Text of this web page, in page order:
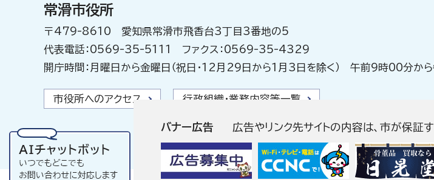
バナー広告 広告やリンク先サイトの内容は、市が保証
常滑市役所
〒479-8610 愛知県常滑市飛香台3丁目3番地の5
代表電話：0569-35-5111 ファクス：0569-35-4329
開庁時間：月曜日から金曜日（祝日・12月29日から1月3日を除く） 午前9時00分か
市役所へのアクセス 行政組織・業務内容等一覧